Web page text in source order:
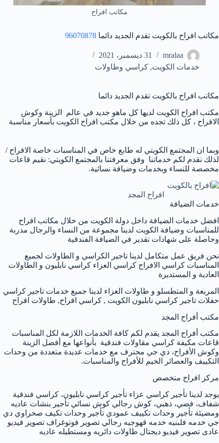
مكاتب افراح
مكاتب افراح بالكويت تقدم الجديد دائما 96070878
mralaa
31 ديسمبر، 2021
خدمات الكويت, كراسي وطاولات
مكاتب افراح بالكويت تقدم الجديد دائما
مكتب افراح الكويت لديها كل ماهو جديد في عالم الزينة وكوش
الافراح ، كل ذلك تجده من خلال مكتب افراح الكويت بأسعار مناسبة
وبما ان المجتمع الكويتي له طابع خاص في المناسبات خاصة الافراح /
لذلك نقدم لكم خدماتنا وفق معرفتنا بالمجتمع الكويتي: نقيم قاعات
مخصصة للنساء وبخدمات وضيافة نسائية.
افراح المجد
خدمات الضيافة
افضل خدمات الضيافة داخل دولة الكويت من خلال مكاتب افراح
للمناسبات وضيافة الكويت لدينا مجموعة من النساء والرجال مدربة
وحاصلة على شهادات تقدير في الضيافة الفندقية
نحن فريق عمل متكامل لدينا تاجير الكراسي و الطاولات لجميع
المناسبات كراسي الافراح كراسي العزاء كراسي نابليون و الطاولات
العادية و المستديرة
المربعة و المتطسلو و طاولات العزاء لدينا جميع خدمات تاجير كراسي
حفلات تاجير كراسي نابليون الكويت , كراسي افراح, طاولات افراح
مكتب أفراح المجد
مكتب أفراح المجد يقدم لكم كافة الخدمات اللازمة لكل المناسبات
قاعات مكيفة كراسي مقاولات فندقية بأنواعها مع أفضل الزينة
وكوش الأفراح، دي جي محترف مع خدمات عديدة متعددة من وحدات
التكييف والعصائر الخيم للأفراح والمناسبات.
مركز افراح متخصص
يوجد لدينا تأجير كراسي عزاء تأجير كراسي نابليون، كراسي فندقية
شفاف، فضي، ذهبي، كوش رجالي كوش نسائي تأجير بنشات عاديه
ومضيئة تأجير وحدات تكييف عمودي تأجير وحدات تكيف صحراوي دي
جي خدمه فلبنيه خدمه قهوجيه رجالي تصوير فوتوغراف تصوير فيديو
عادى تصوير فيديو ديجتال طاولات دائريه ومستطيله عاديه